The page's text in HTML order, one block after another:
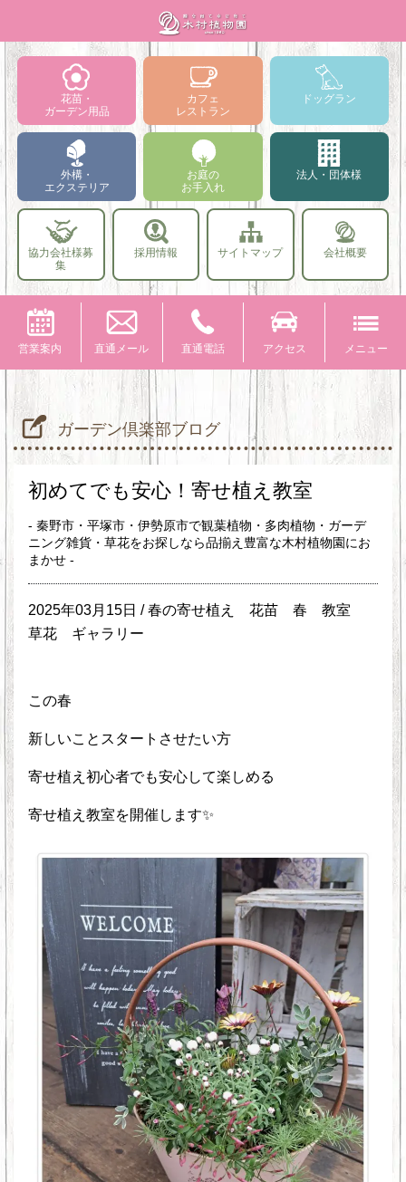
花苗・
ガーデン用品
カフェ
レストラン
ドッグラン
外構・
エクステリア
お庭の
お手入れ
法人・団体様
協力会社様募
集
採用情報 サイトマップ 会社概要
営業案内 直通メール 直通電話 アクセス メニュー
ガーデン倶楽部ブログ
初めてでも安心！寄せ植え教室
- 秦野市・平塚市・伊勢原市で観葉植物・多肉植物・ガーデ
ニング雑貨・草花をお探しなら品揃え豊富な木村植物園にお
まかせ -
2025年03月15日 /春の寄せ植え 花苗 春
教室
草花
ギャラリー
この春
新しいことスタートさせたい方
寄せ植え初心者でも安心して楽しめる
寄せ植え教室を開催します✨